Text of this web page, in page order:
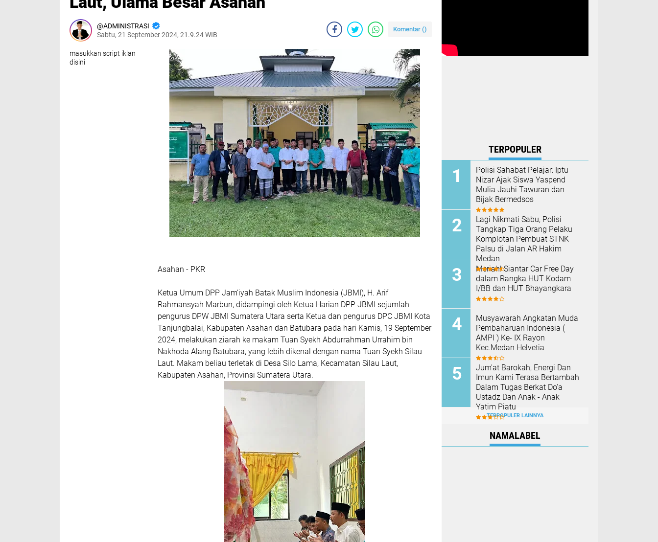
ADMINISTRASI
Sabtu, 21 September 2024, 21.9.24 WIB
Komentar ()
masukkan script iklan
disini
Asahan - PKR
Ketua Umum DPP Jam’iyah Batak Muslim Indonesia (JBMI), H. Arif
Rahmansyah Marbun, didampingi oleh Ketua Harian DPP JBMI sejumlah
pengurus DPW JBMI Sumatera Utara serta Ketua dan pengurus DPC JBMI Kota
Tanjungbalai, Kabupaten Asahan dan Batubara pada hari Kamis, 19 September
2024, melakukan ziarah ke makam Tuan Syekh Abdurrahman Urrahim bin
Nakhoda Alang Batubara, yang lebih dikenal dengan nama Tuan Syekh Silau
Laut. Makam beliau terletak di Desa Silo Lama, Kecamatan Silau Laut,
Kabupaten Asahan, Provinsi Sumatera Utara.
TERPOPULER
Polisi Sahabat Pelajar: Iptu
Nizar Ajak Siswa Yaspend
Mulia Jauhi Tawuran dan
Bijak Bermedsos
Lagi Nikmati Sabu, Polisi
Tangkap Tiga Orang Pelaku
Komplotan Pembuat STNK
Palsu di Jalan AR Hakim
Medan
Meriah! Siantar Car Free Day
dalam Rangka HUT Kodam
I/BB dan HUT Bhayangkara
Musyawarah Angkatan Muda
Pembaharuan Indonesia (
AMPI ) Ke- IX Rayon
Kec.Medan Helvetia
Jum'at Barokah, Energi Dan
Imun Kami Terasa Bertambah
Dalam Tugas Berkat Do'a
Ustadz Dan Anak - Anak
Yatim Piatu
TERPOPULER LAINNYA
NAMALABEL